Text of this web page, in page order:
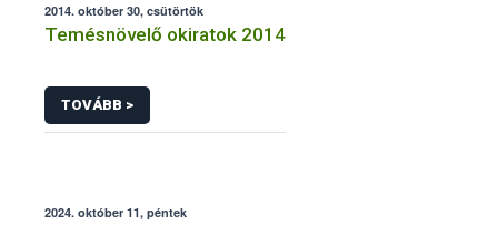
2014. október 30, csütörtök
Temésnövelő okiratok 2014
TOVÁBB >
2024. október 11, péntek